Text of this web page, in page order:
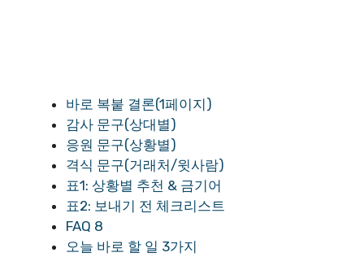
바로 복붙 결론(1페이지)
감사 문구(상대별)
응원 문구(상황별)
격식 문구(거래처/윗사람)
표1: 상황별 추천 & 금기어
표2: 보내기 전 체크리스트
FAQ 8
오늘 바로 할 일 3가지